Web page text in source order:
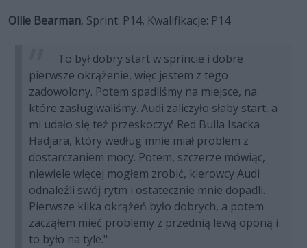
Ollie Bearman, Sprint: P14, Kwalifikacje: P14
To był dobry start w sprincie i dobre
pierwsze okrążenie, więc jestem z tego
zadowolony. Potem spadliśmy na miejsce, na
które zasługiwaliśmy. Audi zaliczyło słaby start, a
mi udało się też przeskoczyć Red Bulla Isacka
Hadjara, który według mnie miał problem z
dostarczaniem mocy. Potem, szczerze mówiąc,
niewiele więcej mogłem zrobić, kierowcy Audi
odnaleźli swój rytm i ostatecznie mnie dopadli.
Pierwsze kilka okrążeń było dobrych, a potem
zacząłem mieć problemy z przednią lewą oponą i
to było na tyle."